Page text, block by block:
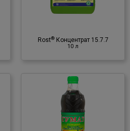
Rost®Концентрат 15.7.7
10 л